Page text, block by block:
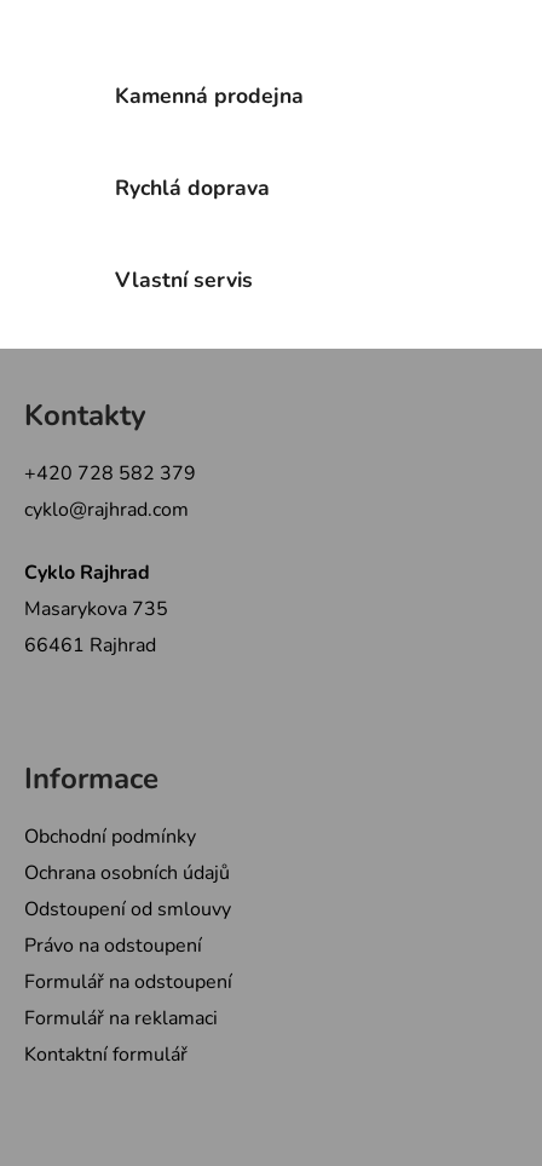
Kamenná prodejna
Rychlá doprava
Vlastní servis
Kontakty
+420 728 582 379
cyklo@rajhrad.com
Cyklo Rajhrad
Masarykova 735
66461 Rajhrad
Informace
Obchodní podmínky
Ochrana osobních údajů
Odstoupení od smlouvy
Právo na odstoupení
Formulář na odstoupení
Formulář na reklamaci
Kontaktní formulář